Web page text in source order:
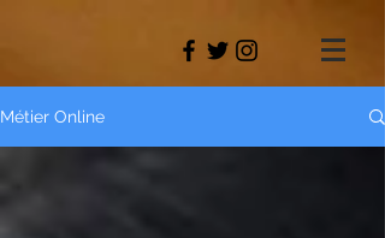
Métier Online